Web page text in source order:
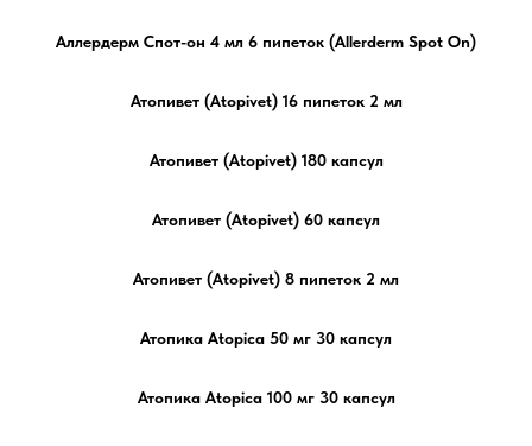
Аллердерм Спот-он 4 мл 6 пипеток (Allerderm Spot On)
Атопивет (Atopivet) 16 пипеток 2 мл
Атопивет (Atopivet) 180 капсул
Атопивет (Atopivet) 60 капсул
Атопивет (Atopivet) 8 пипеток 2 мл
Атопика Atopica 50 мг 30 капсул
Атопика Atopica 100 мг 30 капсул